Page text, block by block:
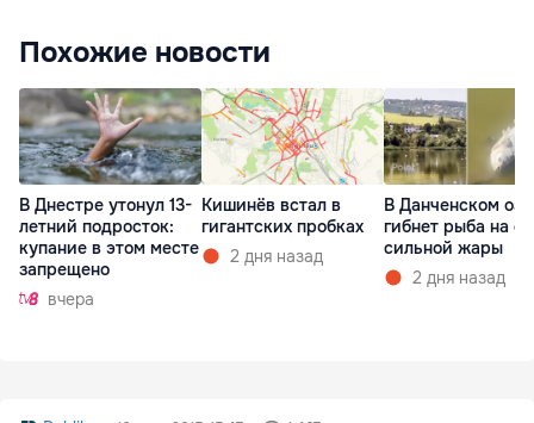
Похожие новости
В Днестре утонул 13-
летний подросток:
купание в этом месте
запрещено
вчера
Кишинёв встал в
гигантских пробках
2 дня назад
В Данченском
гибнет рыба на
сильной жары
2 дня назад